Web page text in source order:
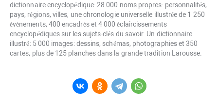
dictionnaire encyclopédique: 28 000 noms propres: personnalités,
pays, régions, villes, une chronologie universelle illustrée de 1 250
événements, 400 encadrés et 4 000 éclaircissements
encyclopédiques sur les sujets-clés du savoir. Un dictionnaire
illustré: 5 000 images: dessins, schémas, photographies et 350
cartes, plus de 125 planches dans la grande tradition Larousse.